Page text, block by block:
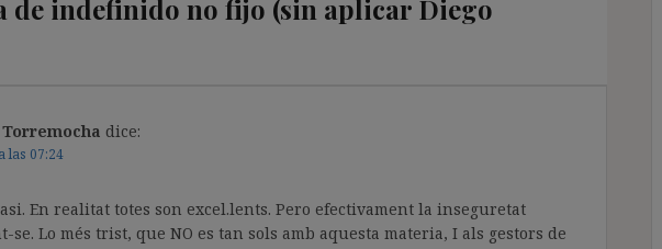
de indefinido no fijo (sin aplicar Diego
dice:
las 07:24
En realitat totes son excel.lents. Pero efectivament la inseguretat
Lo més trist, que NO es tan sols amb aquesta materia, I als gestors de